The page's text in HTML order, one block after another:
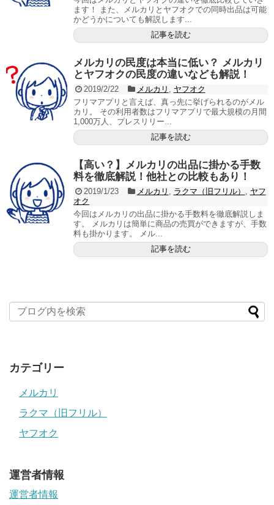
ます！ また、メルカリとヤフオクでの同時出品は可能
かどうかについても解説します...
記事を読む
メルカリの民度は本当に低い？ メルカリ
とヤフオクの民度の違いなども解説！
2019/2/22 メルカリ , ヤフオク
フリマアプリと言えば、真っ先に挙げられるのがメル
カリ。 その利用者数はフリマアプリで最大規模の月間
1,000万人、プレスリリー...
記事を読む
【高い？】メルカリの出品に掛かる手数
料を徹底解説！他社との比較もあり！
2019/1/23 メルカリ , ラクマ（旧フリル） , ヤフ
オク
今回はメルカリの出品に掛かる手数料を徹底解説しま
す。 メルカリは簡単に商品の売買ができますが、手数
料も掛かります。 メル...
記事を読む
カテゴリー
メルカリ
ラクマ（旧フリル）
ヤフオク
運営者情報
運営者情報